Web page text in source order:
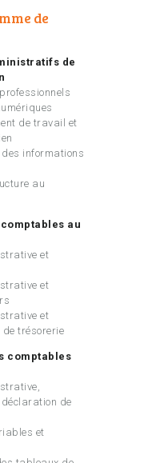
de
de
de travail et
informations
au
au
et
et
et
trésorerie
comptables
de
et